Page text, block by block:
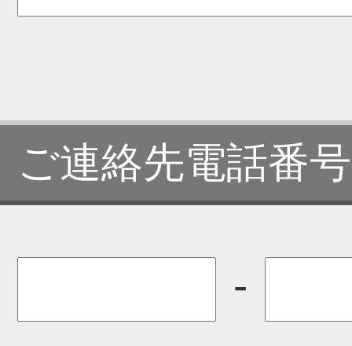
ご連絡先電話番号
-